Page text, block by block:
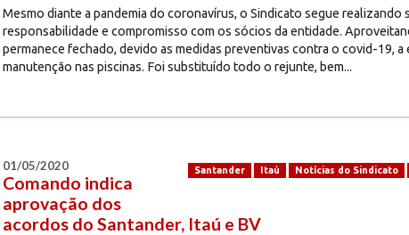
Mesmo diante a pandemia do coronavírus, o Sindicato segue realizando
responsabilidade e compromisso com os sócios da entidade.
permanece fechado, devido as medidas preventivas contra o covid-19, a
manutenção nas piscinas. Foi substituído todo o rejunte, bem...
Santander Itaú Notícias do Sindicato
01/05/2020
Comando indica
aprovação dos
acordos do Santander, Itaú e BV